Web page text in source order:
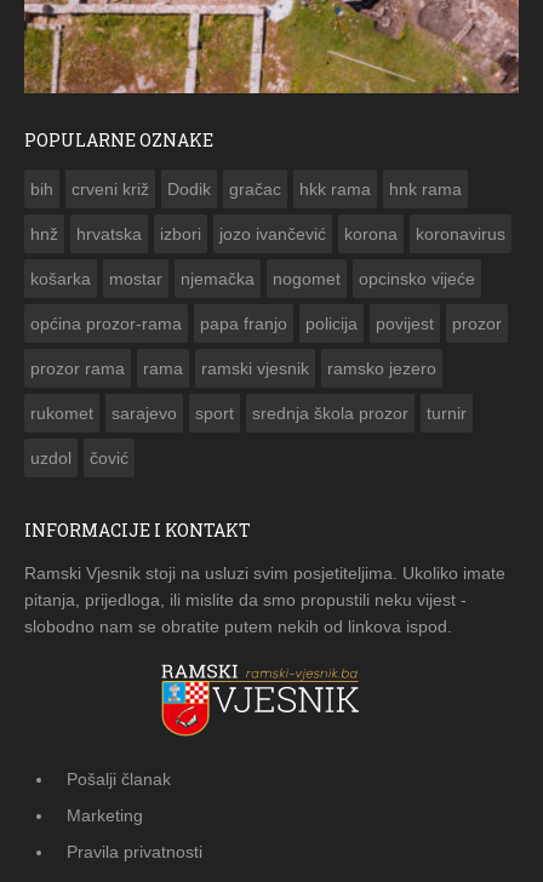
POPULARNE OZNAKE
bih crveni križ Dodik gračac hkk rama hnk rama
hnž hrvatska izbori jozo ivančević korona koronavirus
košarka mostar njemačka nogomet opcinsko vijeće
općina prozor-rama papa franjo policija povijest prozor
prozor rama rama ramski vjesnik ramsko jezero
rukomet sarajevo sport srednja škola prozor turnir
uzdol čović
INFORMACIJE I KONTAKT
Ramski Vjesnik stoji na usluzi svim posjetiteljima. Ukoliko imate
pitanja, prijedloga, ili mislite da smo propustili neku vijest -
slobodno nam se obratite putem nekih od linkova ispod.
Pošalji članak
Marketing
Pravila privatnosti